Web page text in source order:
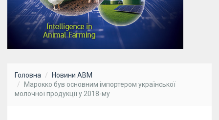
Головна
Новини АВМ
Марокко був основним імпортером української
молочної продукції у 2018-му